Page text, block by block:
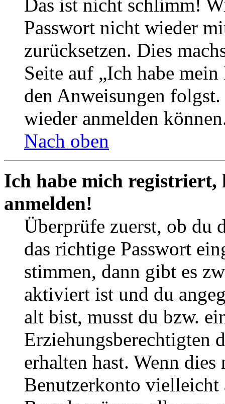
Das ist nicht schlimm!
Passwort nicht wieder
zurücksetzen. Dies
Seite auf „Ich habe
den Anweisungen
wieder anmelden
Nach oben
Ich habe mich
anmelden!
Überprüfe zuerst, ob du
das richtige Passwort
stimmen, dann gibt es
aktiviert ist und du
alt bist, musst du bzw.
Erziehungsberechtigten
erhalten hast. Wenn
Benutzerkonto